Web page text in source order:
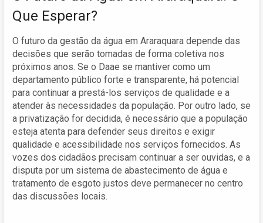
Que Esperar?
O futuro da gestão da água em Araraquara depende das
decisões que serão tomadas de forma coletiva nos
próximos anos. Se o Daae se mantiver como um
departamento público forte e transparente, há potencial
para continuar a prestá-los serviços de qualidade e a
atender às necessidades da população. Por outro lado, se
a privatização for decidida, é necessário que a população
esteja atenta para defender seus direitos e exigir
qualidade e acessibilidade nos serviços fornecidos. As
vozes dos cidadãos precisam continuar a ser ouvidas, e a
disputa por um sistema de abastecimento de água e
tratamento de esgoto justos deve permanecer no centro
das discussões locais.